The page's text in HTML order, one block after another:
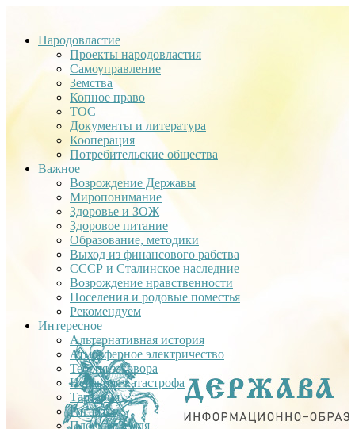
Народовластие
Проекты народовластия
Самоуправление
Земства
Копное право
ТОС
Документы и литература
Кооперация
Потребительские общества
Важное
Возрождение Державы
Миропонимание
Здоровье и ЗОЖ
Здоровое питание
Образование, методики
Выход из финансового рабства
СССР и Сталинское наследние
Возрождение нравственности
Поселения и родовые поместья
Рекомендуем
Интересное
Альтернативная история
Атмосферное электричество
Теория заговора
Недавняя катастрофа
Тартария
Гиганты
Плоская Земля